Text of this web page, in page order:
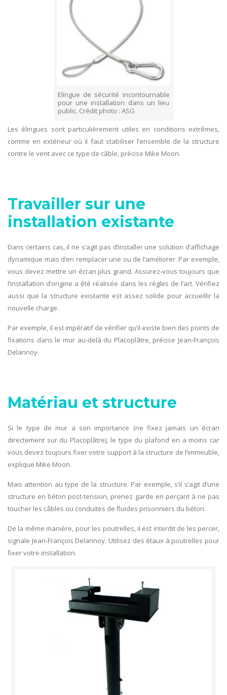
Elingue de sécurité incontournable
pour une installation dans un lieu
public. Crédit photo : ASG
Les élingues sont particulièrement utiles en conditions extrêmes,
comme en extérieur où il faut stabiliser l’ensemble de la structure
contre le vent avec ce type de câble, précise Mike Moon.
Travailler sur une
installation existante
Dans certains cas, il ne s’agit pas d’installer une solution d’affichage
dynamique mais d’en remplacer une ou de l’améliorer. Par exemple,
vous devez mettre un écran plus grand. Assurez-vous toujours que
l’installation d’origine a été réalisée dans les règles de l’art. Vérifiez
aussi que la structure existante est assez solide pour accueillir la
nouvelle charge.
Par exemple, il est impératif de vérifier qu’il existe bien des points de
fixations dans le mur au-delà du Placoplâtre, précise Jean-François
Delannoy.
Matériau et structure
Si le type de mur a son importance (ne fixez jamais un écran
directement sur du Placoplâtre), le type du plafond en a moins car
vous devez toujours fixer votre support à la structure de l’immeuble,
explique Mike Moon.
Mais attention au type de la structure. Par exemple, s’il s’agit d’une
structure en béton post-tension, prenez garde en perçant à ne pas
toucher les câbles ou conduites de fluides prisonniers du béton.
De la même manière, pour les poutrelles, il est interdit de les percer,
signale Jean-François Delannoy. Utilisez des étaux à poutrelles pour
fixer votre installation.